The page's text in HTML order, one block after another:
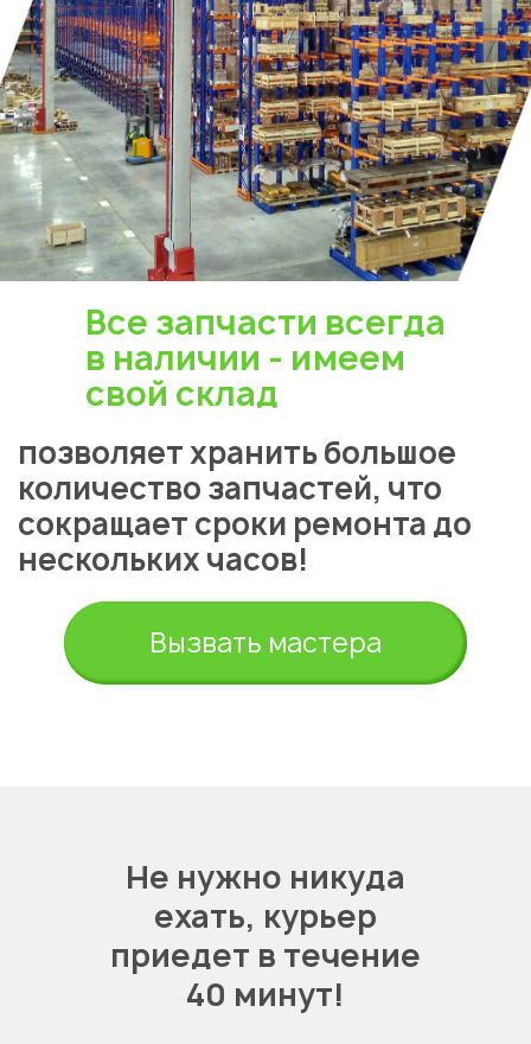
Все запчасти всегда
в наличии - имеем
свой склад
позволяет хранить большое
количество запчастей, что
сокращает сроки ремонта до
нескольких часов!
Вызвать мастера
Не нужно никуда
ехать, курьер
приедет в течение
40 минут!
Укажите из какого вы
города
Алматы